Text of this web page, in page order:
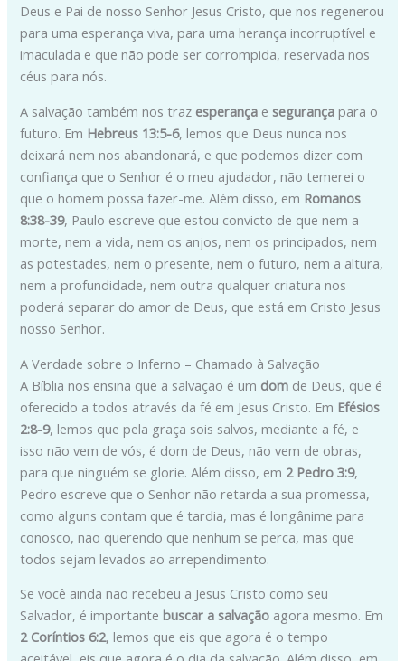
Deus e Pai de nosso Senhor Jesus Cristo, que nos regenerou
para uma esperança viva, para uma herança incorruptível e
imaculada e que não pode ser corrompida, reservada nos
céus para nós.
A salvação também nos traz esperança esegurança para o
futuro. Em Hebreus 13:5-6, lemos que Deus nunca nos
deixará nem nos abandonará, e que podemos dizer com
confiança que o Senhor é o meu ajudador, não temerei o
que o homem possa fazer-me. Além disso, em Romanos
8:38-39, Paulo escreve que estou convicto de que nem a
morte, nem a vida, nem os anjos, nem os principados, nem
as potestades, nem o presente, nem o futuro, nem a altura,
nem a profundidade, nem outra qualquer criatura nos
poderá separar do amor de Deus, que está em Cristo Jesus
nosso Senhor.
A Verdade sobre o Inferno – Chamado à Salvação
A Bíblia nos ensina que a salvação é um dom de Deus, que é
oferecido a todos através da fé em Jesus Cristo. Em Efésios
2:8-9, lemos que pela graça sois salvos, mediante a fé, e
isso não vem de vós, é dom de Deus, não vem de obras,
para que ninguém se glorie. Além disso, em 2 Pedro 3:9,
Pedro escreve que o Senhor não retarda a sua promessa,
como alguns contam que é tardia, mas é longânime para
conosco, não querendo que nenhum se perca, mas que
todos sejam levados ao arrependimento.
Se você ainda não recebeu a Jesus Cristo como seu
Salvador, é importantebuscar a salvação agora mesmo. Em
2 Coríntios 6:2, lemos que eis que agora é o tempo